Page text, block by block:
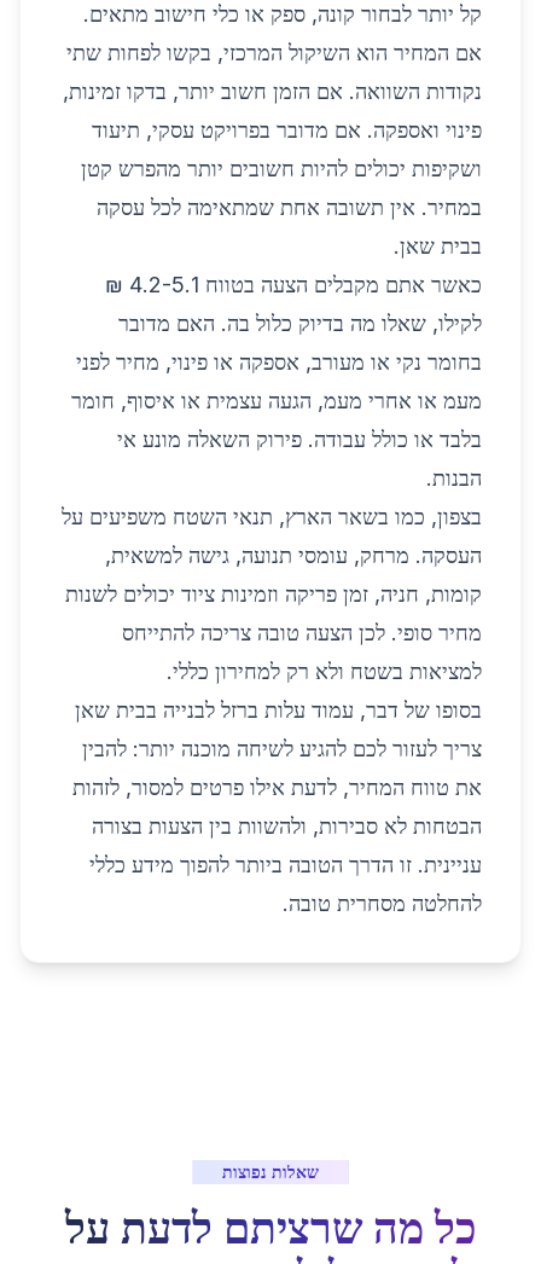
קל יותר לבחור קונה, ספק או כלי חישוב מתאים.
אם המחיר הוא השיקול המרכזי, בקשו לפחות שתי
נקודות השוואה. אם הזמן חשוב יותר, בדקו זמינות,
פינוי ואספקה. אם מדובר בפרויקט עסקי, תיעוד
ושקיפות יכולים להיות חשובים יותר מהפרש קטן
במחיר. אין תשובה אחת שמתאימה לכל עסקה
בבית שאן.
כאשר אתם מקבלים הצעה בטווח 4.2-5.1 ₪
לקילו, שאלו מה בדיוק כלול בה. האם מדובר
בחומר נקי או מעורב, אספקה או פינוי, מחיר לפני
מעמ או אחרי מעמ, הגעה עצמית או איסוף, חומר
בלבד או כולל עבודה. פירוק השאלה מונע אי
הבנות.
בצפון, כמו בשאר הארץ, תנאי השטח משפיעים על
העסקה. מרחק, עומסי תנועה, גישה למשאית,
קומות, חניה, זמן פריקה וזמינות ציוד יכולים לשנות
מחיר סופי. לכן הצעה טובה צריכה להתייחס
למציאות בשטח ולא רק למחירון כללי.
בסופו של דבר, עמוד עלות ברזל לבנייה בבית שאן
צריך לעזור לכם להגיע לשיחה מוכנה יותר: להבין
את טווח המחיר, לדעת אילו פרטים למסור, לזהות
הבטחות לא סבירות, ולהשוות בין הצעות בצורה
עניינית. זו הדרך הטובה ביותר להפוך מידע כללי
להחלטה מסחרית טובה.
שאלות נפוצות
כל מה שרציתם לדעת על